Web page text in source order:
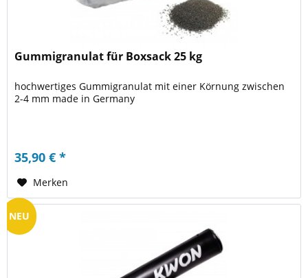
Gummigranulat für Boxsack 25 kg
hochwertiges Gummigranulat mit einer Körnung zwischen
2-4 mm made in Germany
35,90 € *
Merken
NEU